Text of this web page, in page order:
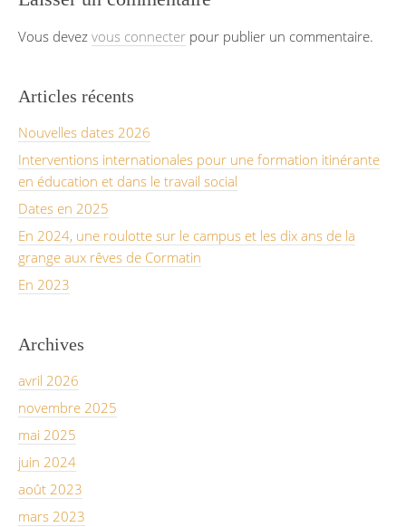
Vous devez vous connecter pour publier un commentaire.
Articles récents
Nouvelles dates 2026
Interventions internationales pour une formation itinérante
en éducation et dans le travail social
Dates en 2025
En 2024, une roulotte sur le campus et les dix ans de la
grange aux rêves de Cormatin
En 2023
Archives
avril 2026
novembre 2025
mai 2025
juin 2024
août 2023
mars 2023